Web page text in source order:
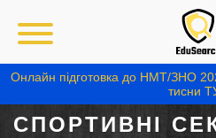
Онлайн підготовка до НМТ/ЗНО
тисни
СПОРТИВНІ